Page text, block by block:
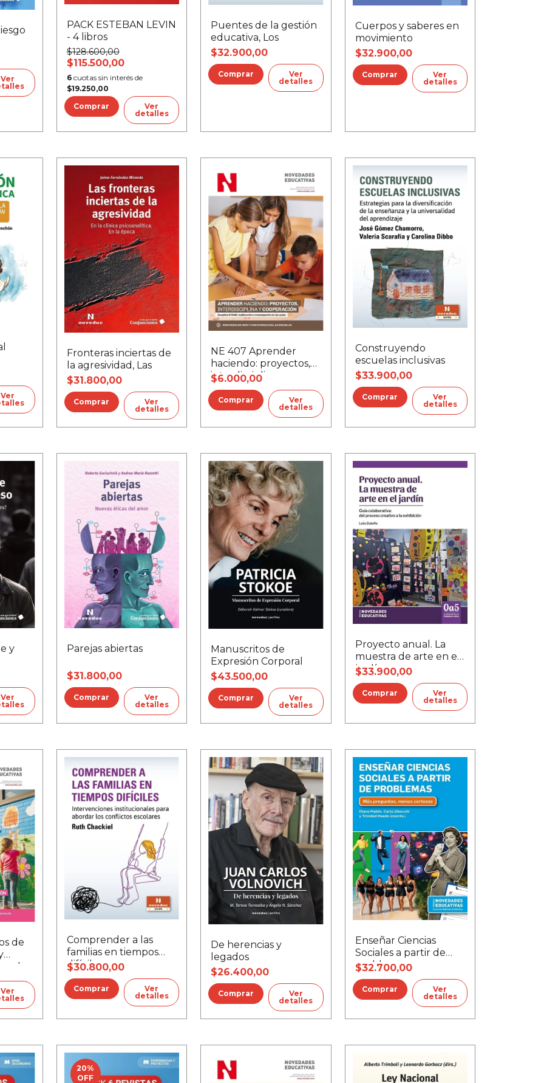
Ver
PACK ESTEBAN LEVIN
- 4 libros
$128.600,00
$115.500,00
6cuotas sin interés de
$19.250,00
Ver
detalles
Puentes de la gestión
educativa, Los
$32.900,00
Ver
detalles
Cuerpos y saberes en
movimiento
$32.900,00
Ver
detalles
Ver
Fronteras inciertas de
la agresividad, Las
$31.800,00
Ver
detalles
NE 407 Aprender
haciendo: proyectos,
interdisciplina y
cooperación
$6.000,00
Ver
detalles
Construyendo
escuelas inclusivas
$33.900,00
Ver
detalles
y
Ver
Parejas abiertas
$31.800,00
Ver
detalles
Manuscritos de
Expresión Corporal
$43.500,00
Ver
detalles
Proyecto anual. La
muestra de arte en el
jardín
$33.900,00
Ver
detalles
de
Ver
Comprender a las
familias en tiempos
difíciles
$30.800,00
Ver
detalles
De herencias y
legados
$26.400,00
Ver
detalles
Enseñar Ciencias
Sociales a partir de
problemas
$32.700,00
Ver
detalles
20%
OFF